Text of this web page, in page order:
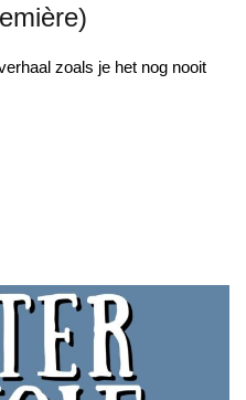
zoals je het nog nooit